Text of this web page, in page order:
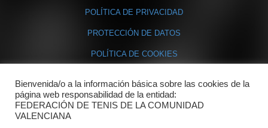
POLÍTICA DE PRIVACIDAD
PROTECCIÓN DE DATOS
POLÍTICA DE COOKIES
Contacto
Dónde estamos
Bienvenida/o a la información básica sobre las cookies de la
página web responsabilidad de la entidad:
FEDERACIÓN DE TENIS DE LA COMUNIDAD
VALENCIANA